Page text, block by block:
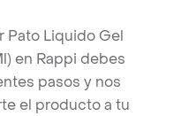
Pato Liquido Gel
en Rappi debes
pasos y nos
el producto a tu